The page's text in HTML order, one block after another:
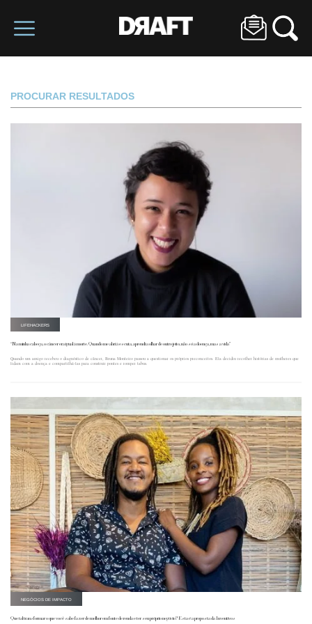
PROCURAR RESULTADOS
LIFEHACKERS
“Na minha cabeça, o câncer era igual à morte. Quando me abri à escuta, aprendi a olhar de outro jeito, não só a doença, mas a vida”
Quando um amigo recebeu o diagnóstico de câncer, Bruna Monteiro passou a questionar os próprios preconceitos. Ela decidiu recolher histórias de mulheres que
lidam com a doença e compartilhá-las para construir pontes e romper tabus.
NEGÓCIOS DE IMPACTO
Que tal transformar o que você sabe fazer de melhor em fonte de renda e ter seu próprio negócio? Esta é a proposta da Inventivos